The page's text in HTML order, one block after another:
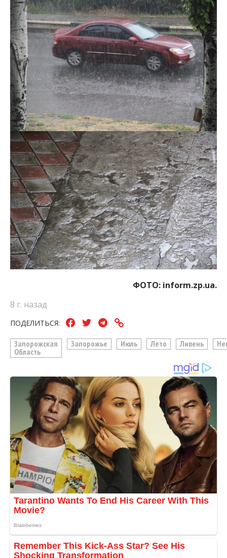
ФОТО: inform.zp.ua.
8 г. назад
ПОДЕЛИТЬСЯ:
Запорожская
Область
Запорожье Июль Лето Ливень